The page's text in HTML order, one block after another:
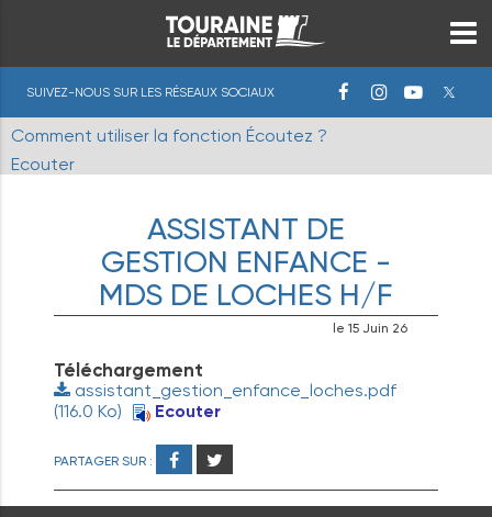
SUIVEZ-NOUS SUR LES RÉSEAUX SOCIAUX
Comment utiliser la fonction Écoutez ?
Ecouter
ASSISTANT DE
GESTION ENFANCE -
MDS DE LOCHES H/F
le 15 Juin 26
Téléchargement
assistant_gestion_enfance_loches.pdf
(116.0 Ko)
Ecouter
PARTAGER SUR :